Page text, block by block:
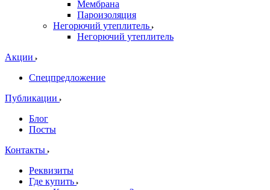
Мембрана
Пароизоляция
Негорючий утеплитель
Негорючий утеплитель
Акции
Спецпредложение
Публикации
Блог
Посты
Контакты
Реквизиты
Где купить